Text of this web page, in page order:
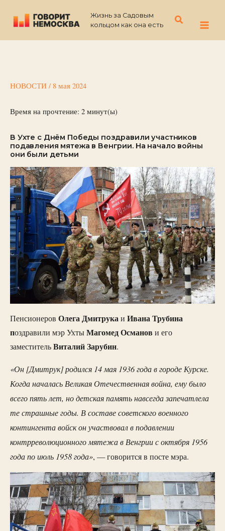
содержимому
Жизнь за Садовым
кольцом как она есть
Поиск
НОВОСТИ / 8 мая 2024
Время на прочтение: 2 минут(ы)
В Ухте с Днём Победы поздравили участников
подавления мятежа в Венгрии. На начало войны
они были детьми
Пенсионеров Олега Дмитрукаи Ивана Трубина
поздравили мэр УхтыМагомед Османов и его
заместительВиталий Зарубин.
«Он [Дмитрук] родился 14 мая 1936 года в городе Курске.
Когда началась Великая Отечественная война, ему было
всего пять лет, но детская память навсегда запечатлела
те страшные годы. В составе советского военного
контингента войск он участвовал в подавлении
контрреволюционного мятежа в Венгрии с октября 1956
года по июль 1958 года», — говорится в посте мэра.